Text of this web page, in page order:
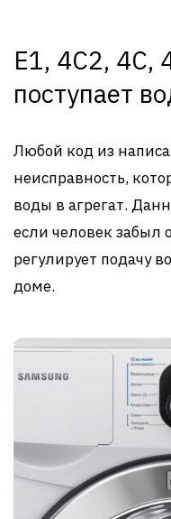
E1, 4C2, 4C,
поступает
Любой код из
неисправность,
воды в агрегат.
если человек забыл
регулирует подачу
доме.